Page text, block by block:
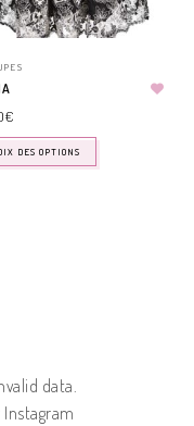
€
DES OPTIONS
data.
Instagram